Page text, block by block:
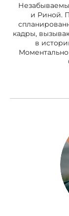
и Риной.
кадры,
в